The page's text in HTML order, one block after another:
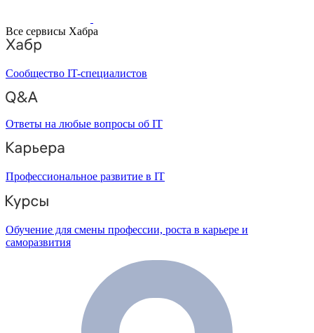
Все сервисы Хабра
Сообщество IT-специалистов
Ответы на любые вопросы об IT
Профессиональное развитие в IT
Обучение для смены профессии, роста в карьере и
саморазвития